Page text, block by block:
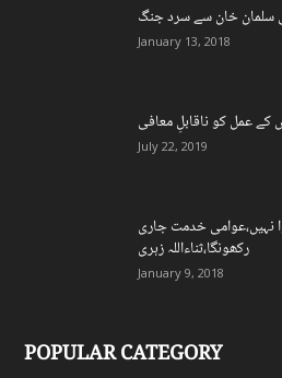
خان سے سرد جنگ
January 13, 2018
July 22, 2019
نہیں،عوامی خدمت جاری
رکھونگا،ثناءاللہ زہری
January 9, 2018
POPULAR CATEGORY